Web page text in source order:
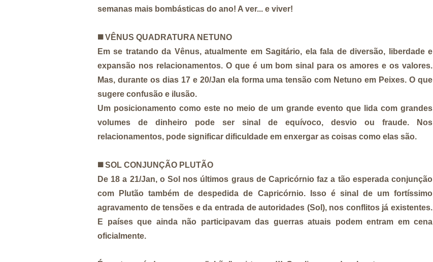
semanas mais bombásticas do ano! A ver... e viver!
◼️VÊNUS QUADRATURA NETUNO
Em se tratando da Vênus, atualmente em Sagitário, ela fala de diversão, liberdade e
expansão nos relacionamentos. O que é um bom sinal para os amores e os valores.
Mas, durante os dias 17 e 20/Jan ela forma uma tensão com Netuno em Peixes. O que
sugere confusão e ilusão.
Um posicionamento como este no meio de um grande evento que lida com grandes
volumes de dinheiro pode ser sinal de equívoco, desvio ou fraude. Nos
relacionamentos, pode significar dificuldade em enxergar as coisas como elas são.
◼️SOL CONJUNÇÃO PLUTÃO
De 18 a 21/Jan, o Sol nos últimos graus de Capricórnio faz a tão esperada conjunção
com Plutão também de despedida de Capricórnio. Isso é sinal de um fortíssimo
agravamento de tensões e da entrada de autoridades (Sol), nos conflitos já existentes.
E países que ainda não participavam das guerras atuais podem entram em cena
oficialmente.